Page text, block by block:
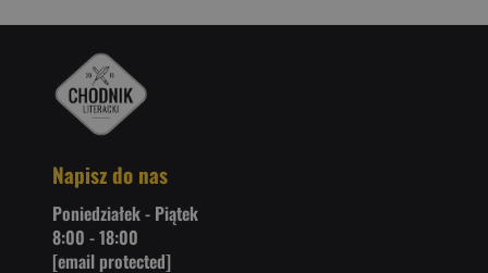
Napisz do nas
Poniedziałek - Piątek
8:00 - 18:00
[email protected]